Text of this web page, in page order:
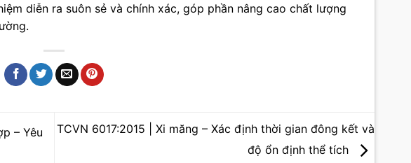
diễn ra suôn sẻ và chính xác, góp phần nâng cao chất lượng
– Yêu
TCVN 6017:2015 | Xi măng – Xác định thời gian đông kết và
độ ổn định thể tích